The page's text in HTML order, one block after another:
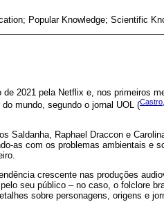
Popular Knowledge; Scientific
de 2021 pela Netflix e, nos primeiros
mundo, segundo o jornal UOL (
Saldanha, Raphael Draccon e
as com os problemas ambientais e
crescente nas produções
seu público – no caso, o folclore
sobre personagens, origens e